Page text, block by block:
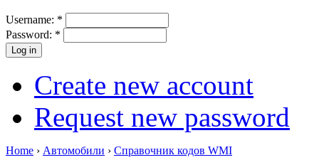
Username: *
Password: *
Create new account
Request new password
Home › Автомобили › Справочник кодов WMI